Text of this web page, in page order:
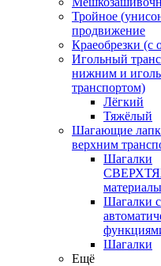
Тройное
продвижение
Краеобрезки (с
Игольный
нижним и
транспортом)
Лёгкий
Тяжёлый
Шагающие
верхним
Шагалки
материалы
Шагалки с
Шагалки
Ещё